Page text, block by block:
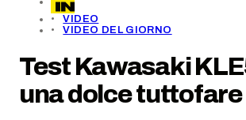
VIDEO
VIDEO DEL GIORNO
Test Kawasaki
una dolce tuttofare